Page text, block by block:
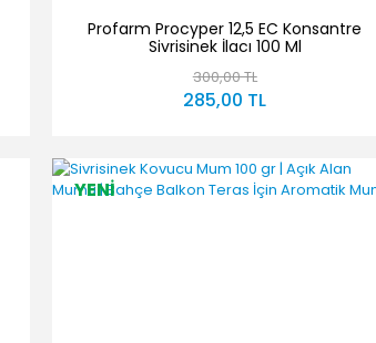
Profarm Procyper 12,5 EC Konsantre
Sivrisinek İlacı 100 Ml
300,00 TL
285,00 TL
YENİ